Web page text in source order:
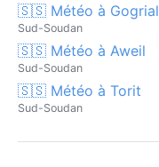
🇸🇸 Météo à Gogrial
Sud-Soudan
🇸🇸 Météo à Aweil
Sud-Soudan
🇸🇸 Météo à Torit
Sud-Soudan